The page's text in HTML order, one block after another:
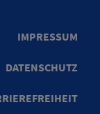
IMPRESSUM
DATENSCHUTZ